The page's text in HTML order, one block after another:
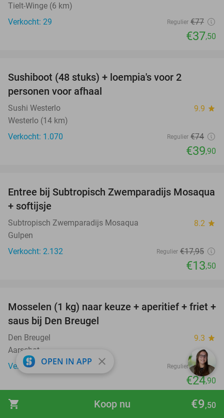
shopping_cart €9,50
Koop nu
Tielt-Winge (6 km)
Verkocht: 29
Regulier €77
€37,50
Sushiboot (48 stuks) + loempia's voor 2
personen voor afhaal
Sushi Westerlo 9.9 star
Westerlo (14 km)
Verkocht: 1.070
Regulier €74
€39,90
25%
Entree bij Subtropisch Zwemparadijs Mosaqua
+ softijsje
Subtropisch Zwemparadijs Mosaqua 8.2 star
Gulpen
Verkocht: 2.132
Regulier €17,95
€13,50
34%
Mosselen (1 kg) naar keuze + aperitief + friet +
saus bij Den Breugel
Den Breugel 9.3 star
Aarschot
Verkocht: 499
Regulier €38
€24,90
OPEN IN APP close